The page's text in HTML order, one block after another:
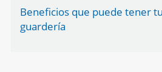
Beneficios que puede tener
guardería